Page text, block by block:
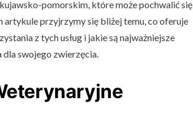
pomorskim, które może pochwalić się
artykule przyjrzymy się bliżej temu, co oferuje
z tych usług i jakie są najważniejsze
swojego zwierzęcia.